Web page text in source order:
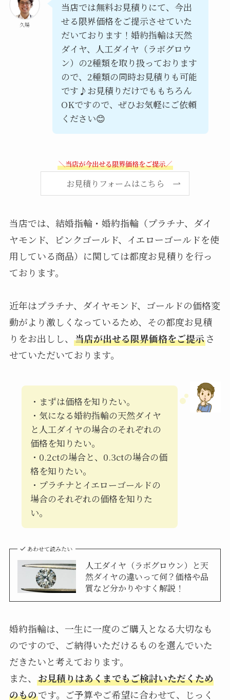
久場
当店では無料お見積りにて、今出
せる限界価格をご提示させていた
だいております！婚約指輪は天然
ダイヤ、人工ダイヤ（ラボグロウ
ン）の2種類を取り扱っております
ので、2種類の同時お見積りも可能
です♪お見積りだけでももちろん
OKですので、ぜひお気軽にご依頼
ください😊
＼当店が今出せる限界価格をご提示／
お見積りフォームはこちら
当店では、結婚指輪・婚約指輪（プラチナ、ダイ
ヤモンド、ピンクゴールド、イエローゴールドを使
用している商品）に関しては都度お見積りを行っ
ております。
近年はプラチナ、ダイヤモンド、ゴールドの価格変
動がより激しくなっているため、その都度お見積
りをお出しし、 当店が出せる限界価格をご提示さ
せていただいております。
・まずは価格を知りたい。
・気になる婚約指輪の天然ダイヤ
と人工ダイヤの場合のそれぞれの
価格を知りたい。
・0.2ctの場合と、0.3ctの場合の価
格を知りたい。
・プラチナとイエローゴールドの
場合のそれぞれの価格を知りた
い。
あわせて読みたい
人工ダイヤ（ラボグロウン）と天
然ダイヤの違いって何？価格や品
質など分かりやすく解説！
婚約指輪は、一生に一度のご購入となる大切なも
のですので、ご納得いただけるものを選んでいた
だきたいと考えております。
また、 お見積りはあくまでもご検討いただくため
のものです。ご予算やご希望に合わせて、じっく